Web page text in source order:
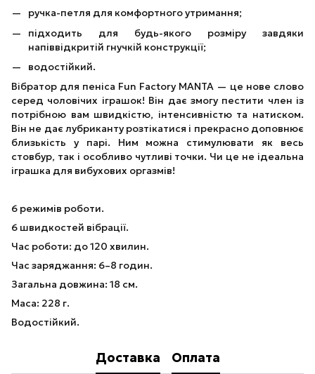
ручка-петля для комфортного утримання;
підходить для будь-якого розміру завдяки
напіввідкритій гнучкій конструкції;
водостійкий.
Вібратор для пеніса Fun Factory MANTA — це нове слово
серед чоловічих іграшок! Він дає змогу пестити член із
потрібною вам швидкістю, інтенсивністю та натиском.
Він не дає лубриканту розтікатися і прекрасно доповнює
близькість у парі. Ним можна стимулювати як весь
стовбур, так і особливо чутливі точки. Чи це не ідеальна
іграшка для вибухових оргазмів!
6 режимів роботи.
6 швидкостей вібрації.
Час роботи: до 120 хвилин.
Час заряджання: 6–8 годин.
Загальна довжина: 18 см.
Маса: 228 г.
Водостійкий.
Доставка Оплата